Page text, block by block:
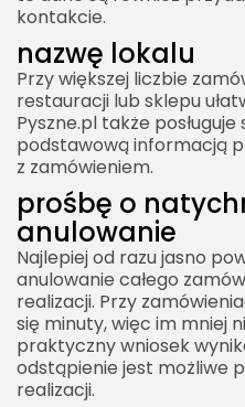
kontakcie.
nazwę lokalu
Przy większej liczbie
restauracji lub sklepu
Pyszne.pl także
podstawową informacją
z zamówieniem.
prośbę o
anulowanie
Najlepiej od razu jasno
anulowanie całego
realizacji. Przy
się minuty, więc im mniej
praktyczny wniosek
odstąpienie jest możliwe
realizacji.